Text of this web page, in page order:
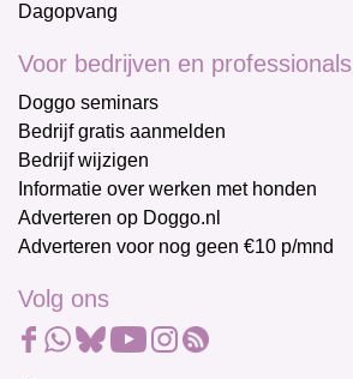
Dagopvang
Voor bedrijven en professionals
Doggo seminars
Bedrijf gratis aanmelden
Bedrijf wijzigen
Informatie over werken met honden
Adverteren op Doggo.nl
Adverteren voor nog geen €10 p/mnd
Volg ons